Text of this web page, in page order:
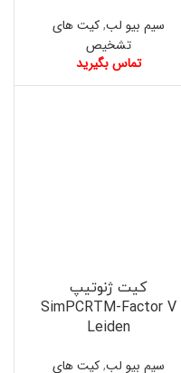
سیم بیو لب,کیت های
تشخیص
تماس بگیرید
کیت ژنوتیپ
SimPCRTM-Factor V
Leiden
سیم بیو لب,کیت های